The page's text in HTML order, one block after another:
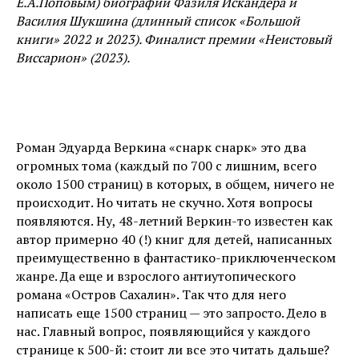
Василия Шукшина (длинный список «Большой
книги» 2022 и 2023). Финалист премии «Неистовый
Виссарион» (2023).
Роман Эдуарда Веркина «снарк снарк» это два
огромных тома (каждый по 700 с лишним, всего
около 1500 страниц) в которых, в общем, ничего не
происходит. Но читать не скучно. Хотя вопросы
появляются. Ну, 48-летний Веркин-то известен как
автор примерно 40 (!) книг для детей, написанных
преимущественно в фантастико-приключенческом
жанре. Да еще и взрослого антиутопического
романа «Остров Сахалин». Так что для него
написать еще 1500 страниц — это запросто. Дело в
нас. Главный вопрос, появляющийся у каждого
странице к 500-й: стоит ли все это читать дальше?